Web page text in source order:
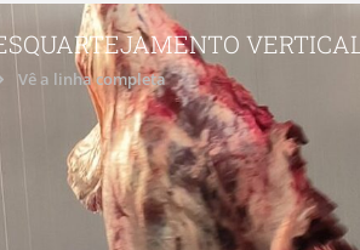
Vê a linha completa